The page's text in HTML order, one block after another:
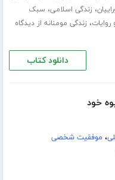
، زندگی اسلامی، سبک
روایات، زندگی مومنانه از دیدگاه
دانلود کتاب
خود
، موفقیت شخصی